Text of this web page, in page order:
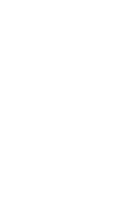
Materialien
und die
Nachhaltigkeit und
Technik und die
Handy in ein
Welt, dass du dich